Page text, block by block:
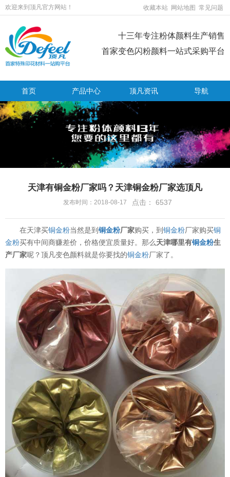
欢迎来到顶凡官方网站！ 收藏本站 网站地图 常见问题
十三年专注粉体颜料生产销售
首家变色闪粉颜料一站式采购平台
首页 产品中心 顶凡资讯 导航
天津有铜金粉厂家吗？天津铜金粉厂家选顶凡
发布时间：2018-08-17 点击： 6537
在天津买铜金粉当然是到铜金粉厂家购买，到铜金粉厂家购买铜
金粉买有中间商赚差价，价格便宜质量好。那么天津哪里有铜金粉生
产厂家呢？顶凡变色颜料就是你要找的铜金粉厂家了。